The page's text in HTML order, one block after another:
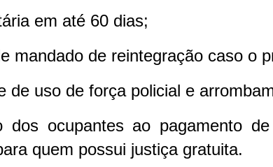
em até 60 dias;
mandado de reintegração caso o
de uso de força policial e
dos ocupantes ao pagamento
quem possui justiça gratuita.